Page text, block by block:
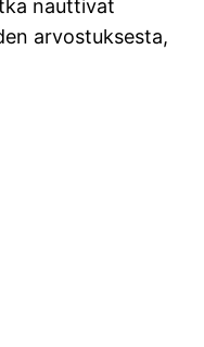
nauttivat
arvostuksesta,